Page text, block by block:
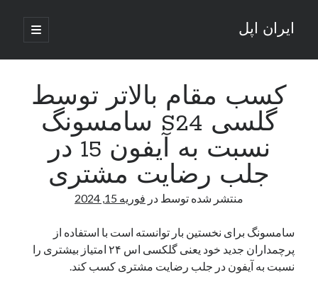
ایران اپل
باز
کردن
اصلی
نوار
کناری
نوشته‌های تازه
راه‌های اتصال موبایل و کامپیوتر به یکدیگر: تجربه‌ای یکپارچه و کاربردی
انتقاد کاربران از اتمام زودهنگام بسته‌های اینترنت ایرانسل همزمان با شرایط
ادعای نت‌بلاکس: قطعی اینترنت ایران بیش از 120 ساعت ادامه یافت؛ اتصال
قطعی اینترنت در ایران از مرز 48 ساعت گذشت!
گوشی HMD Luma با دوربین 50 مگاپیکسل و نمایشگر 120 هرتز رونمایی شد
کسب مقام بالاتر توسط
گلسی S24 سامسونگ
نسبت به آیفون 15 در
جلب رضایت مشتری
منتشر شده توسط در فوریه 15, 2024
سامسونگ برای نخستین بار توانسته است با استفاده از
پرچمداران جدید خود یعنی گلکسی اس ۲۴ امتیاز بیشتری را
نسبت به آیفون در جلب رضایت مشتری کسب کند.